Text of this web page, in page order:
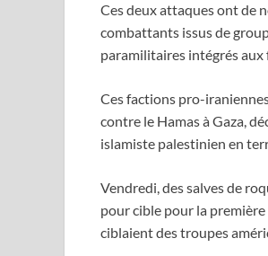
Ces deux attaques ont de
combattants issus de
paramilitaires intégrés aux
Ces factions pro-
contre le Hamas à Gaza,
islamiste palestinien en
Vendredi, des salves de
pour cible pour la
ciblaient des troupes